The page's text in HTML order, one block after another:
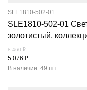
SLE1810-502-01
SLE1810-502-01
золотистый,
8 460 ₽
5 076 ₽
В наличии: 49 шт.